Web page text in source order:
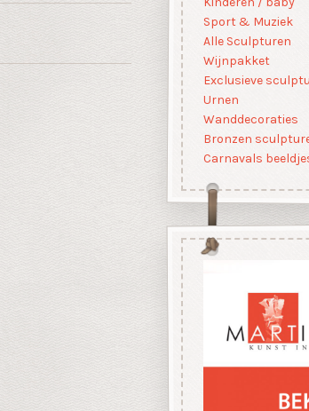
Sport & Muziek
Alle Sculpturen
Wijnpakket
Exclusieve
Urnen
Wanddecoraties
Bronzen
Carnavals